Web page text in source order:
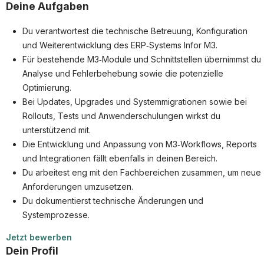
Deine Aufgaben
Du verantwortest die technische Betreuung, Konfiguration
und Weiterentwicklung des ERP‑Systems Infor M3.
Für bestehende M3‑Module und Schnittstellen übernimmst du
Analyse und Fehlerbehebung sowie die potenzielle
Optimierung.
Bei Updates, Upgrades und Systemmigrationen sowie bei
Rollouts, Tests und Anwenderschulungen wirkst du
unterstützend mit.
Die Entwicklung und Anpassung von M3‑Workflows, Reports
und Integrationen fällt ebenfalls in deinen Bereich.
Du arbeitest eng mit den Fachbereichen zusammen, um neue
Anforderungen umzusetzen.
Du dokumentierst technische Änderungen und
Systemprozesse.
Jetzt bewerben
Dein Profil
Jobs
Jobkategorien
Berufsfelder
Für Unternehmen
Kandidaten finden
Inserat buchen
informatikjobs.at 2026